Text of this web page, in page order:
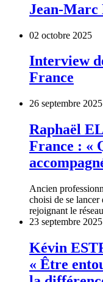
Jean-Marc
02 octobre 2025
Interview
France
26 septembre 2025
Raphaël
France : «
Ancien
choisi de se lancer
rejoignant le
23 septembre 2025
Kévin
« Être